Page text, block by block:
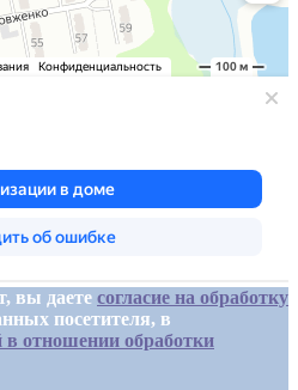
вы даете согласие на обработку
посетителя, в
отношении обработки